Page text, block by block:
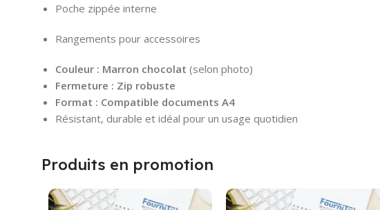
Poche zippée interne
Rangements pour accessoires
Couleur : Marron chocolat (selon photo)
Fermeture : Zip robuste
Format : Compatible documents A4
Résistant, durable et idéal pour un usage quotidien
Produits en promotion